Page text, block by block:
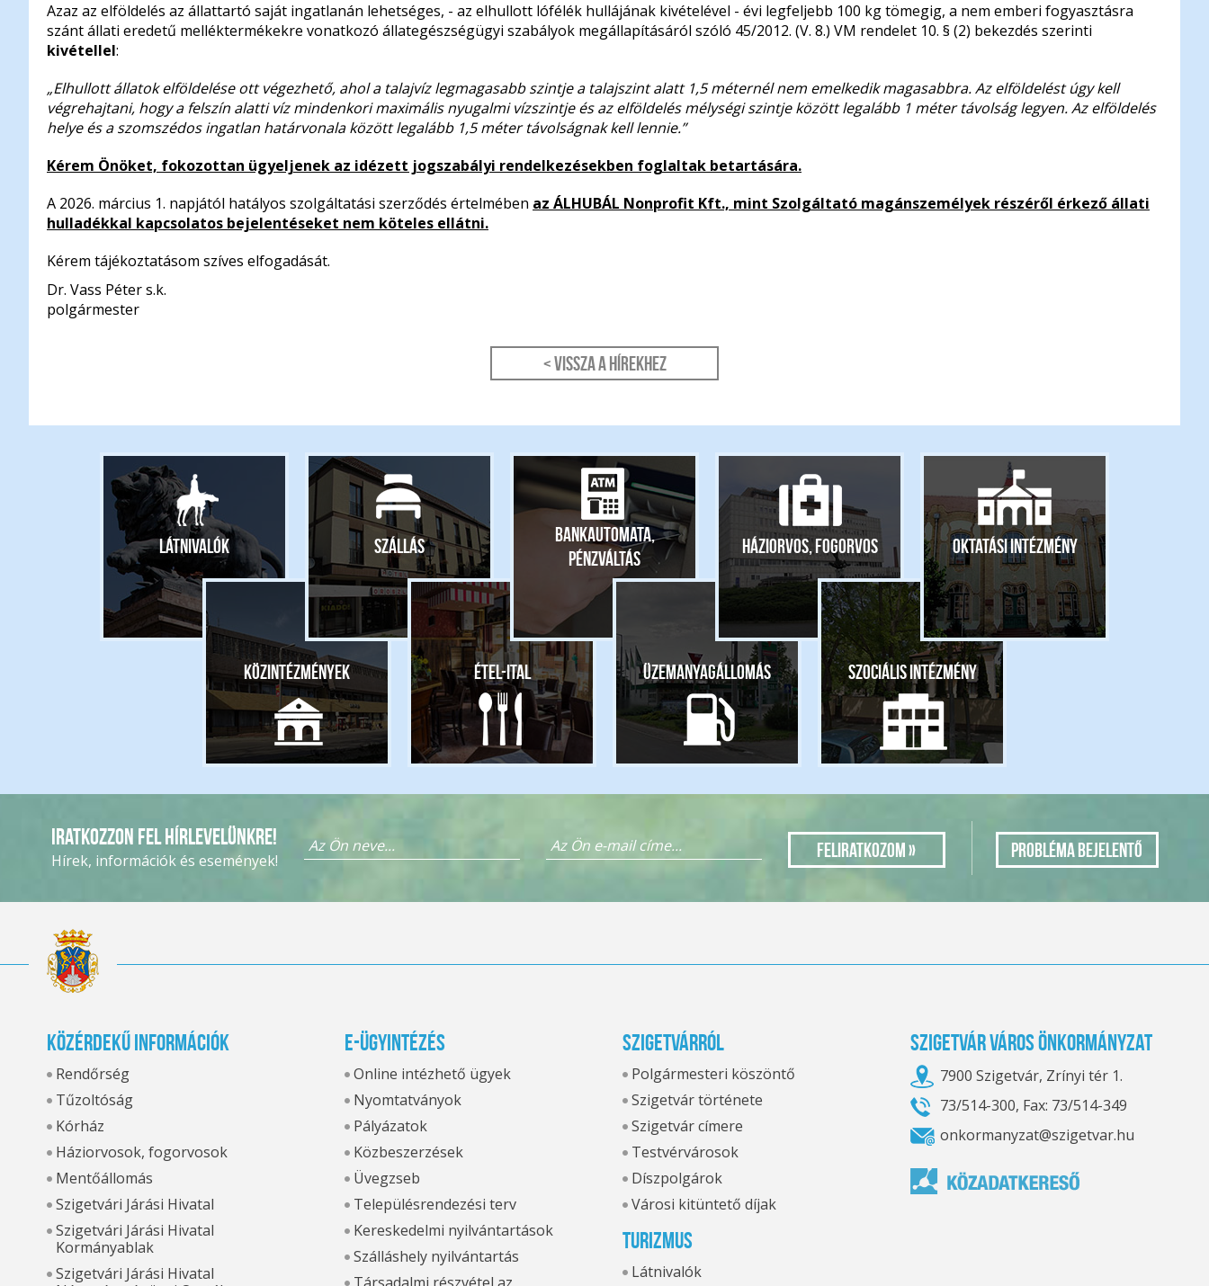
Azaz az elföldelés az állattartó saját ingatlanán lehetséges, - az elhullott lófélék hullájának kivételével - évi legfeljebb 100 kg tömegig, a nem emberi fogyasztásra
szánt állati eredetű melléktermékekre vonatkozó állategészségügyi szabályok megállapításáról szóló 45/2012. (V. 8.) VM rendelet 10. § (2) bekezdés szerinti
kivétellel:
„Elhullott állatok elföldelése ott végezhető, ahol a talajvíz legmagasabb szintje a talajszint alatt 1,5 méternél nem emelkedik magasabbra. Az elföldelést úgy kell
végrehajtani, hogy a felszín alatti víz mindenkori maximális nyugalmi vízszintje és az elföldelés mélységi szintje között legalább 1 méter távolság legyen. Az elföldelés
helye és a szomszédos ingatlan határvonala között legalább 1,5 méter távolságnak kell lennie.”
Kérem Önöket, fokozottan ügyeljenek az idézett jogszabályi rendelkezésekben foglaltak betartására.
A 2026. március 1. napjától hatályos szolgáltatási szerződés értelmében az ÁLHUBÁL Nonprofit Kft., mint Szolgáltató magánszemélyek részéről érkező állati
hulladékkal kapcsolatos bejelentéseket nem köteles ellátni.
Kérem tájékoztatásom szíves elfogadását.
Dr. Vass Péter s.k.
polgármester
< Vissza a hírekhez
Látnivalók
Közintézmények
Szállás
Étel-ital
Bankautomata,
pénzváltás
Üzemanyagállomás
Háziorvos, fogorvos
Szociális intézmény
Oktatási intézmény
Iratkozzon fel hírlevelünkre!
Hírek, információk és események! Probléma bejelentő
Közérdekű információk
Rendőrség
Tűzoltóság
Kórház
Háziorvosok, fogorvosok
Mentőállomás
Szigetvári Járási Hivatal
Szigetvári Járási Hivatal
Kormányablak
Szigetvári Járási Hivatal
E-ügyintézés
Online intézhető ügyek
Nyomtatványok
Pályázatok
Közbeszerzések
Üvegzseb
Településrendezési terv
Kereskedelmi nyilvántartások
Szálláshely nyilvántartás
Szigetvárról
Polgármesteri köszöntő
Szigetvár története
Szigetvár címere
Testvérvárosok
Díszpolgárok
Városi kitüntető díjak
Turizmus
Látnivalók
Szigetvár Város Önkormányzat
7900 Szigetvár, Zrínyi tér 1.
73/514-300, Fax: 73/514-349
onkormanyzat@szigetvar.hu